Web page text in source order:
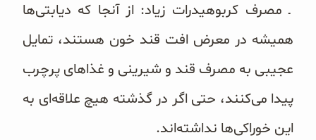
ـ مصرف کربوهیدرات زیاد: از آنجا که دیابتی‌ها
همیشه در معرض افت قند خون هستند، تمایل
عجیبی به مصرف قند و شیرینی و غذاهای پرچرب
پیدا می‌کنند، حتی اگر در گذشته هیچ علاقه‌ای به
این خوراکی‌ها نداشته‌اند.